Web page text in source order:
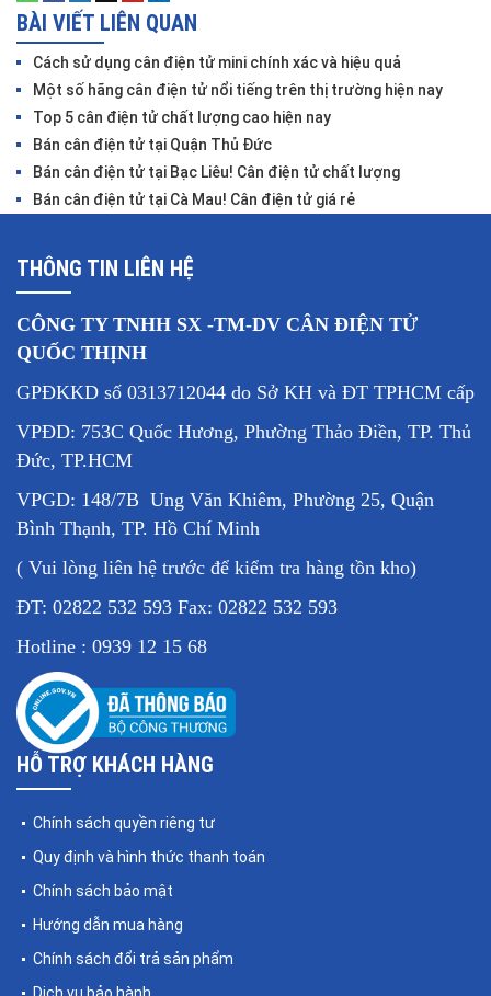
BÀI VIẾT LIÊN QUAN
Cách sử dụng cân điện tử mini chính xác và hiệu quả
Một số hãng cân điện tử nổi tiếng trên thị trường hiện nay
Top 5 cân điện tử chất lượng cao hiện nay
Bán cân điện tử tại Quận Thủ Đức
Bán cân điện tử tại Bạc Liêu! Cân điện tử chất lượng
Bán cân điện tử tại Cà Mau! Cân điện tử giá rẻ
THÔNG TIN LIÊN HỆ
CÔNG TY TNHH SX -TM-DV CÂN ĐIỆN TỬ
QUỐC THỊNH
GPĐKKD số 0313712044 do Sở KH và ĐT TPHCM cấp
VPĐD: 753C Quốc Hương, Phường Thảo Điền, TP. Thủ
Đức, TP.HCM
VPGD: 148/7B Ung Văn Khiêm, Phường 25, Quận
Bình Thạnh, TP. Hồ Chí Minh
( Vui lòng liên hệ trước để kiểm tra hàng tồn kho)
ĐT: 02822 532 593 Fax: 02822 532 593
Hotline : 0939 12 15 68
HỖ TRỢ KHÁCH HÀNG
Chính sách quyền riêng tư
Quy định và hình thức thanh toán
Chính sách bảo mật
Hướng dẫn mua hàng
Chính sách đổi trả sản phẩm